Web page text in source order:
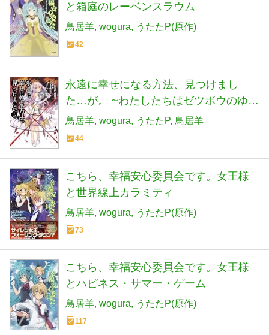
と箱庭のレーベンスラウム
鳥居羊 wogura うたたP(原作)
42
永遠に幸せになる方法、見つけまし
た…が。 ~わたしたちはゼツボウのゆめ
を見る~
鳥居羊 wogura うたたP 鳥居羊
44
こちら、幸福安心委員会です。女王様
と世界線上カラミティ
鳥居羊 wogura うたたP(原作)
73
こちら、幸福安心委員会です。女王様
とハピネス・サマー・ゲーム
鳥居羊 wogura うたたP(原作)
117